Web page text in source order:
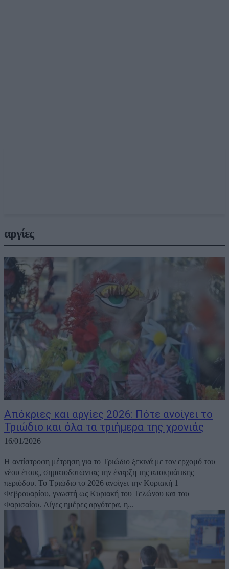
αργίες
Απόκριες και αργίες 2026: Πότε ανοίγει το
Τριώδιο και όλα τα τριήμερα της χρονιάς
16/01/2026
Η αντίστροφη μέτρηση για το Τριώδιο ξεκινά με τον ερχομό του
νέου έτους, σηματοδοτώντας την έναρξη της αποκριάτικης
περιόδου. Το Τριώδιο το 2026 ανοίγει την Κυριακή 1
Φεβρουαρίου, γνωστή ως Κυριακή του Τελώνου και του
Φαρισαίου. Λίγες ημέρες αργότερα, η...